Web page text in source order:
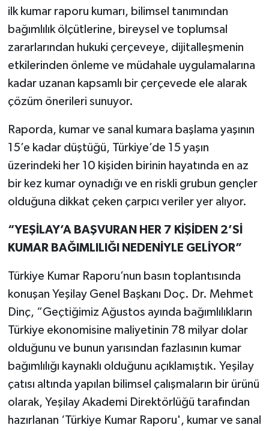
ilk kumar raporu kumarı, bilimsel tanımından
bağımlılık ölçütlerine, bireysel ve toplumsal
zararlarından hukuki çerçeveye, dijitalleşmenin
etkilerinden önleme ve müdahale uygulamalarına
kadar uzanan kapsamlı bir çerçevede ele alarak
çözüm önerileri sunuyor.
Raporda, kumar ve sanal kumara başlama yaşının
15’e kadar düştüğü, Türkiye’de 15 yaşın
üzerindeki her 10 kişiden birinin hayatında en az
bir kez kumar oynadığı ve en riskli grubun gençler
olduğuna dikkat çeken çarpıcı veriler yer alıyor.
“YEŞİLAY’A BAŞVURAN HER 7 KİŞİDEN 2’Sİ
KUMAR BAĞIMLILIĞI NEDENİYLE GELİYOR”
Türkiye Kumar Raporu’nun basın toplantısında
konuşan Yeşilay Genel Başkanı Doç. Dr. Mehmet
Dinç, “Geçtiğimiz Ağustos ayında bağımlılıkların
Türkiye ekonomisine maliyetinin 78 milyar dolar
olduğunu ve bunun yarısından fazlasının kumar
bağımlılığı kaynaklı olduğunu açıklamıştık. Yeşilay
çatısı altında yapılan bilimsel çalışmaların bir ürünü
olarak, Yeşilay Akademi Direktörlüğü tarafından
hazırlanan ‘Türkiye Kumar Raporu', kumar ve sanal